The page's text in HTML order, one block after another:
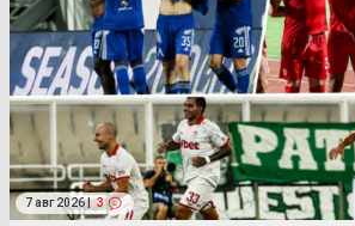
7 авг 2026 | 3